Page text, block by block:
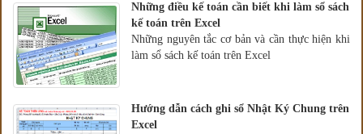
Những điều kế toán cần biết khi làm sổ sách
kế toán trên Excel
Những nguyên tắc cơ bản và cần thực hiện khi
làm sổ sách kế toán trên Excel
Hướng dẫn cách ghi sổ Nhật Ký Chung trên
Excel